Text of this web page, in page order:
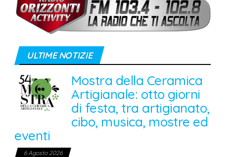
ULTIME NOTIZIE
Mostra della Ceramica
Artigianale: otto giorni
di festa, tra artigianato,
cibo, musica, mostre ed
eventi
6 Agosto 2026